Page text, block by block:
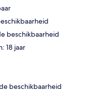
beschikbaarheid
18 jaar
beschikbaarheid